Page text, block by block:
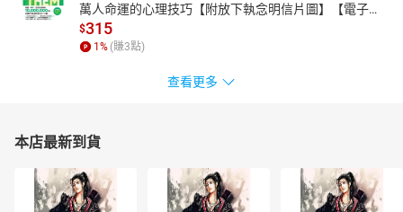
萬人命運的心理技巧【附放下執念明信片圖】【電子
書】
$315
1% (賺3點)
查看更多
本店最新到貨